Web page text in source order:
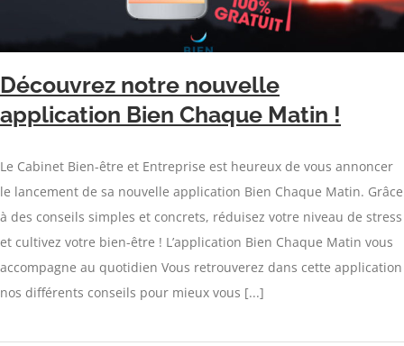
Découvrez notre nouvelle
application Bien Chaque Matin !
Le Cabinet Bien-être et Entreprise est heureux de vous annoncer
le lancement de sa nouvelle application Bien Chaque Matin. Grâce
à des conseils simples et concrets, réduisez votre niveau de stress
et cultivez votre bien-être ! L’application Bien Chaque Matin vous
accompagne au quotidien Vous retrouverez dans cette application
nos différents conseils pour mieux vous [...]